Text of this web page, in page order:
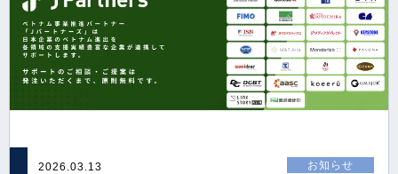
2026.03.13 お知らせ